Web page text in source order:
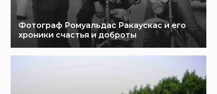
Фотограф Ромуальдас Ракаускас и его
хроники счастья и доброты